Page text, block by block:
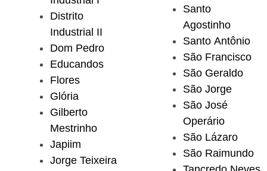
Distrito
Industrial II
Dom Pedro
Educandos
Flores
Glória
Gilberto
Mestrinho
Japiim
Jorge Teixeira
Santo
Agostinho
Santo Antônio
São Francisco
São Geraldo
São Jorge
São José
Operário
São Lázaro
São Raimundo